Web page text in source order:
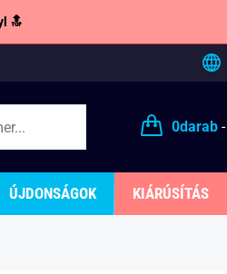
🔝
0darab-
ÚJDONSÁGOK KIÁRÚSÍTÁS